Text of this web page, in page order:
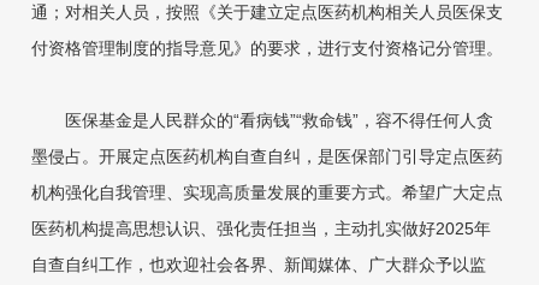
通；对相关人员，按照《关于建立定点医药机构相关人员医保支
付资格管理制度的指导意见》的要求，进行支付资格记分管理。
医保基金是人民群众的“看病钱”“救命钱”，容不得任何人贪
墨侵占。开展定点医药机构自查自纠，是医保部门引导定点医药
机构强化自我管理、实现高质量发展的重要方式。希望广大定点
医药机构提高思想认识、强化责任担当，主动扎实做好2025年
自查自纠工作，也欢迎社会各界、新闻媒体、广大群众予以监